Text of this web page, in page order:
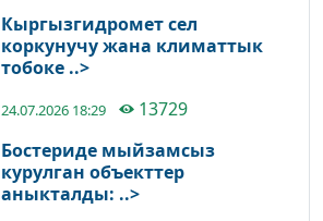
Кыргызгидромет сел
коркунучу жана климаттык
тобоке ..>
24.07.2026 18:29
13729
Бостериде мыйзамсыз
курулган объекттер
аныкталды: ..>